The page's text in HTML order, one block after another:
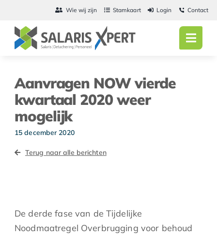
inhoud
Wie wij zijn Stamkaart Login Contact
Aanvragen NOW vierde
kwartaal 2020 weer
mogelijk
15 december 2020
Terug naar alle berichten
De derde fase van de Tijdelijke
Noodmaatregel Overbrugging voor behoud